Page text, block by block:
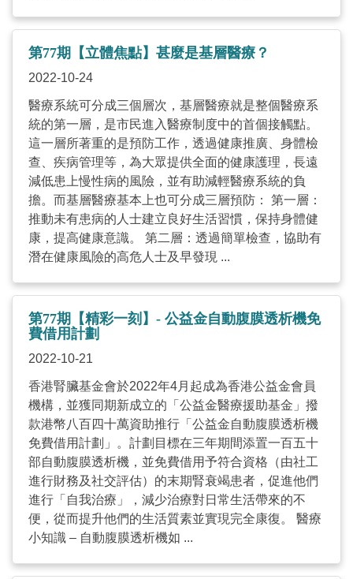
第77期【立體焦點】甚麼是基層醫療？
2022-10-24
醫療系統可分成三個層次，基層醫療就是整個醫療系
統的第一層，是市民進入醫療制度中的首個接觸點。
這一層所著重的是預防工作，透過健康推廣、身體檢
查、疾病管理等，為大眾提供全面的健康護理，長遠
減低患上慢性病的風險，並有助減輕醫療系統的負
擔。而基層醫療基本上也可分成三層預防： 第一層：
推動未有患病的人士建立良好生活習慣，保持身體健
康，提高健康意識。 第二層：透過簡單檢查，協助有
潛在健康風險的高危人士及早發現 ...
第77期【精彩一刻】- 公益金自動腹膜透析機免
費借用計劃
2022-10-21
香港腎臟基金會於2022年4月起成為香港公益金會員
機構，並獲同期新成立的「公益金醫療援助基金」撥
款港幣八百四十萬資助推行「公益金自動腹膜透析機
免費借用計劃」。計劃目標在三年期間添置一百五十
部自動腹膜透析機，並免費借用予符合資格（由社工
進行財務及社交評估）的末期腎衰竭患者，促進他們
進行「自我治療」，減少治療對日常生活帶來的不
便，從而提升他們的生活質素並實現完全康復。 醫療
小知識 – 自動腹膜透析機如 ...